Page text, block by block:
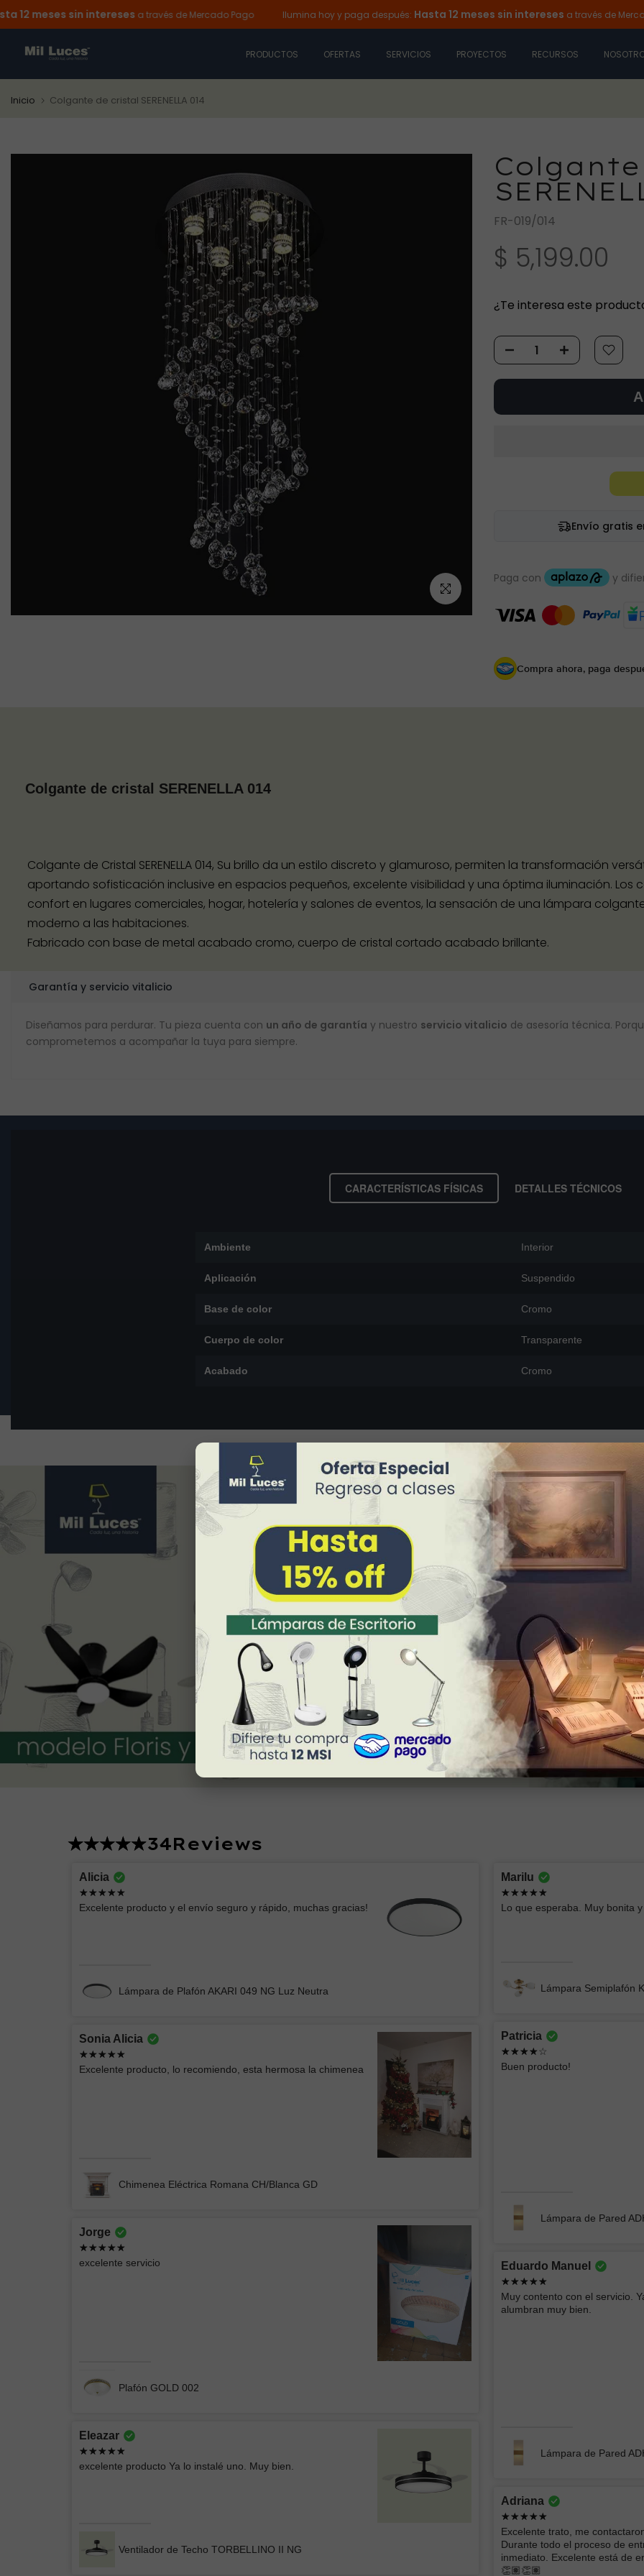
Ir
al
contenido
sin interesesa través de Mercado Pago Ilumina hoy y paga después:Hasta 12 meses sin interesesa través de Mercado
PRODUCTOS OFERTAS SERVICIOS PROYECTOS RECURSOS
Inicio Colgante de cristal SERENELLA 014
Haz clic para ampliar
FR-019/014
$ 5,199.00
¿Te interesa este
Envío gratis
Compra ahora, paga
Colgante de cristal SERENELLA 014
Colgante de Cristal SERENELLA 014, Su brillo da un estilo discreto y glamuroso, permiten la transformación
aportando sofisticación inclusive en espacios pequeños, excelente visibilidad y una óptima iluminación.
confort en lugares comerciales, hogar, hotelería y salones de eventos, la sensación de una lámpara
moderno a las habitaciones.
Fabricado con base de metal acabado cromo, cuerpo de cristal cortado acabado brillante.
Garantía y servicio vitalicio
Diseñamos para perdurar. Tu pieza cuenta con un año de garantía y nuestro servicio vitalicio de asesoría técnica.
comprometemos a acompañar la tuya para siempre.
CARACTERÍSTICAS FÍSICAS DETALLES TÉCNICOS
Ambiente Interior
Aplicación Suspendido
Base de color Cromo
Cuerpo de color Transparente
Acabado Cromo
34Reviews
Alicia
Excelente producto y el envío seguro y rápido, muchas gracias!
Lámpara de Plafón AKARI 049 NG Luz Neutra
Marilu
Lo que esperaba. Muy bonita
Lámpara Semiplafón
Sonia Alicia
Excelente producto, lo recomiendo, esta hermosa la chimenea
Chimenea Eléctrica Romana CH/Blanca GD
Patricia
Buen producto!
Lámpara de Pared
Jorge
excelente servicio
Plafón GOLD 002
Eduardo Manuel
Muy contento con el servicio.
alumbran muy bien.
Lámpara de Pared
Eleazar
excelente producto Ya lo instalé uno. Muy bien.
Ventilador de Techo TORBELLINO II NG
Adriana
Excelente trato, me
Durante todo el proceso de
inmediato. Excelente está de
👏🏽👏🏽
Lucero
Ya había comprado esas lámparas y me
parecen geniales, el servicio fue súper
rápido y clara la info
Andrey Moises
La lámpara se ve muy bien el único detalle
menor es que se ven algo los focos
Lámpara de Techo tipo Plafón WEST 002
EIDRIC
Buen producto y rápida entrega
Empotrado LED SIRAJ 012
Brian
Buena compra, entrega rápido todo muy bien muchas gracias